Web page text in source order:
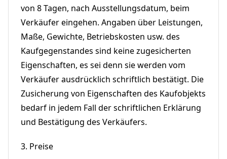
von 8 Tagen, nach Ausstellungsdatum, beim
Verkäufer eingehen. Angaben über Leistungen,
Maße, Gewichte, Betriebskosten usw. des
Kaufgegenstandes sind keine zugesicherten
Eigenschaften, es sei denn sie werden vom
Verkäufer ausdrücklich schriftlich bestätigt. Die
Zusicherung von Eigenschaften des Kaufobjekts
bedarf in jedem Fall der schriftlichen Erklärung
und Bestätigung des Verkäufers.
3. Preise